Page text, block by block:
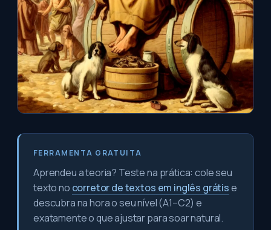
FERRAMENTA GRATUITA
Aprendeu a teoria? Teste na prática: cole seu
texto no corretor de textos em inglês grátise
descubra na hora o seu nível (A1–C2) e
exatamente o que ajustar para soar natural.